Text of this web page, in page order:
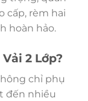
cấp, rèm hai
hoàn hảo.
2 Lớp?
chỉ phụ
đến nhiều